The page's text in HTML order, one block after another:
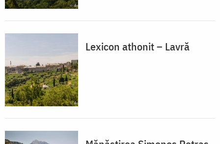
Lexicon athonit – Lavră